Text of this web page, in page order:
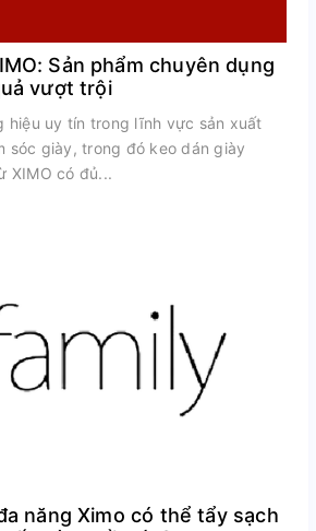
Sản phẩm chuyên dụng
vượt trội
hiệu uy tín trong lĩnh vực sản xuất
sóc giày, trong đó keo dán giày
XIMO có đủ...
năng Ximo có thể tẩy sạch